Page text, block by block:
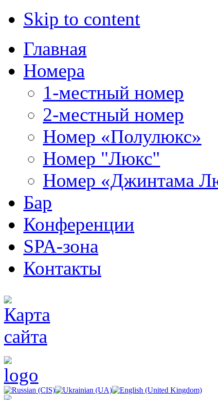
Skip to content
Главная
Номера
1-местный номер
2-местный номер
Номер «Полулюкс»
Номер "Люкс"
Номер «Джинтама
Бар
Конференции
SPA-зона
Контакты